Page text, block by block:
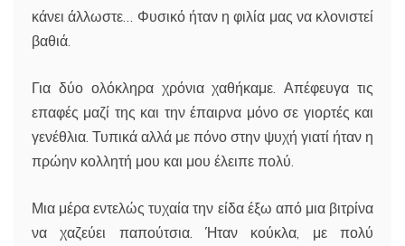
κάνει άλλωστε… Φυσικό ήταν η φιλία μας να κλονιστεί
βαθιά.
Για δύο ολόκληρα χρόνια χαθήκαμε. Απέφευγα τις
επαφές μαζί της και την έπαιρνα μόνο σε γιορτές και
γενέθλια. Τυπικά αλλά με πόνο στην ψυχή γιατί ήταν η
πρώην κολλητή μου και μου έλειπε πολύ.
Μια μέρα εντελώς τυχαία την είδα έξω από μια βιτρίνα
να χαζεύει παπούτσια. Ήταν κούκλα, με πολύ